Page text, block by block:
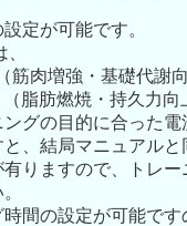
定が可能です。
筋肉増強・基礎代謝
脂肪燃焼・持久力向
グの目的に合った
と、結局マニュアル
りますので、トレ
間の設定が可能で